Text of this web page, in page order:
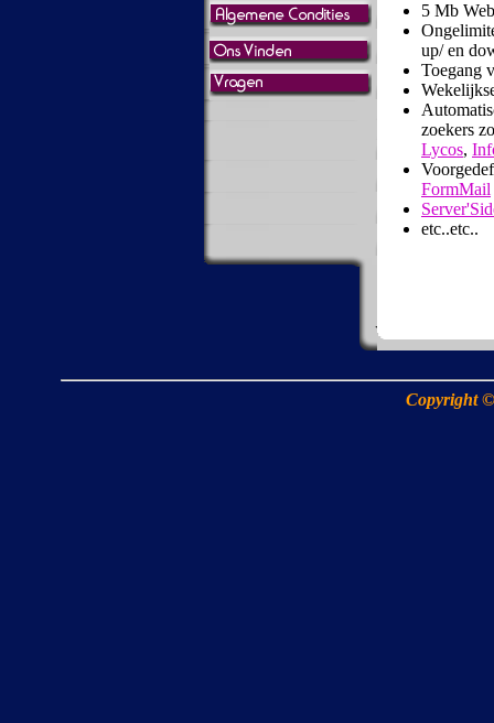
5 Mb
up/ en
Toegang
zoekers
Lycos,
FormMail
etc..etc..
Copyright ©